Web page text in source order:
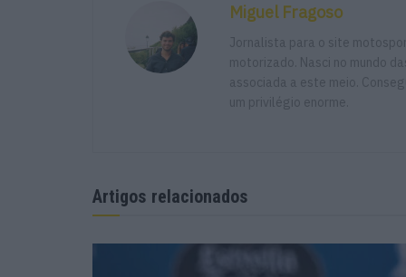
Miguel Fragoso
Jornalista para o site
motorizado. Nasci no mundo
associada a este meio.
um privilégio enorme.
Artigos relacionados